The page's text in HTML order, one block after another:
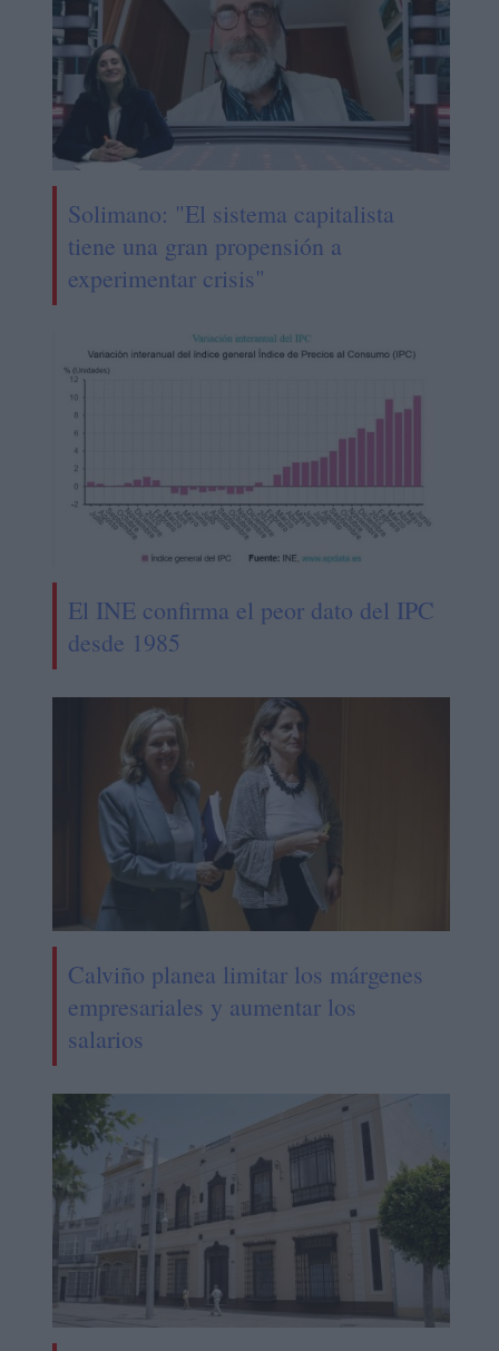
Solimano: "El sistema capitalista
tiene una gran propensión a
experimentar crisis"
El INE confirma el peor dato del IPC
desde 1985
Calviño planea limitar los márgenes
empresariales y aumentar los
salarios